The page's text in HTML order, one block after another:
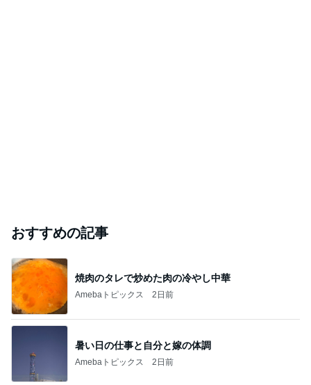
おすすめの記事
焼肉のタレで炒めた肉の冷やし中華
Amebaトピックス 2日前
暑い日の仕事と自分と嫁の体調
Amebaトピックス 2日前